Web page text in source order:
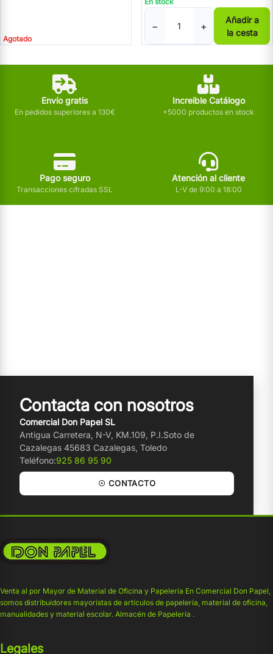
Agotado
− +
Añadir a
la cesta
Envío gratis
En pedidos superiores a 130€
Increible Catálogo
+5000 productos en stock
Pago seguro
Transacciones cifradas SSL
Atención al cliente
L-V de 9:00 a 18:00
Contacta con nosotros
Comercial Don Papel SL
Antigua Carretera, N-V, KM.109, P.I.Soto de
Cazalegas 45683 Cazalegas, Toledo
Teléfono:925 86 95 90
☉ CONTACTO
Venta al por Mayor de Material de Oficina y Papelería En Comercial Don Papel,
somos distribuidores mayoristas de artículos de papelería, material de oficina,
manualidades y material escolar. Almacén de Papelería .
Legales